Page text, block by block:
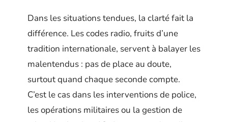
Dans les situations tendues, la clarté fait la
différence. Les codes radio, fruits d’une
tradition internationale, servent à balayer les
malentendus : pas de place au doute,
surtout quand chaque seconde compte.
C’est le cas dans les interventions de police,
les opérations militaires ou la gestion de